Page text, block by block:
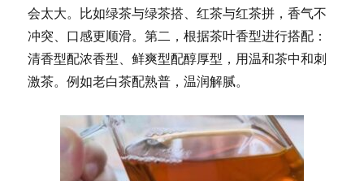
会太大。比如绿茶与绿茶搭、红茶与红茶拼，香气不
冲突、口感更顺滑。第二，根据茶叶香型进行搭配：
清香型配浓香型、鲜爽型配醇厚型，用温和茶中和刺
激茶。例如老白茶配熟普，温润解腻。